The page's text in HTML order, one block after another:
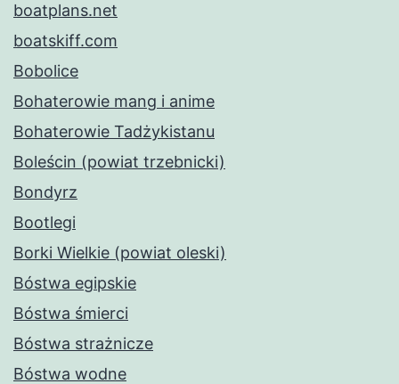
boatplans.net
boatskiff.com
Bobolice
Bohaterowie mang i anime
Bohaterowie Tadżykistanu
Boleścin (powiat trzebnicki)
Bondyrz
Bootlegi
Borki Wielkie (powiat oleski)
Bóstwa egipskie
Bóstwa śmierci
Bóstwa strażnicze
Bóstwa wodne